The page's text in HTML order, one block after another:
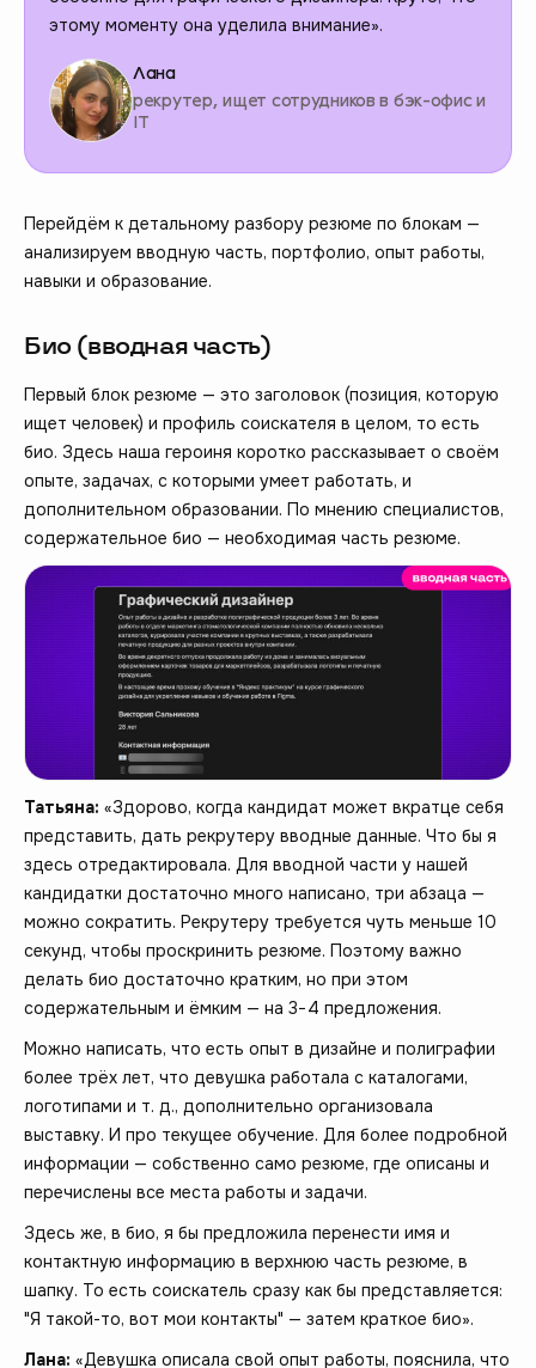
этому моменту она уделила внимание».
Лана
рекрутер, ищет сотрудников в бэк-офис и
IT
Перейдём к детальному разбору резюме по блокам —
анализируем вводную часть, портфолио, опыт работы,
навыки и образование.
Био (вводная часть)
Первый блок резюме — это заголовок (позиция, которую
ищет человек) и профиль соискателя в целом, то есть
био. Здесь наша героиня коротко рассказывает о своём
опыте, задачах, с которыми умеет работать, и
дополнительном образовании. По мнению специалистов,
содержательное био — необходимая часть резюме.
Татьяна: «Здорово, когда кандидат может вкратце себя
представить, дать рекрутеру вводные данные. Что бы я
здесь отредактировала. Для вводной части у нашей
кандидатки достаточно много написано, три абзаца —
можно сократить. Рекрутеру требуется чуть меньше 10
секунд, чтобы проскринить резюме. Поэтому важно
делать био достаточно кратким, но при этом
содержательным и ёмким — на 3−4 предложения.
Можно написать, что есть опыт в дизайне и полиграфии
более трёх лет, что девушка работала с каталогами,
логотипами и т. д., дополнительно организовала
выставку. И про текущее обучение. Для более подробной
информации — собственно само резюме, где описаны и
перечислены все места работы и задачи.
Здесь же, в био, я бы предложила перенести имя и
контактную информацию в верхнюю часть резюме, в
шапку. То есть соискатель сразу как бы представляется:
"Я такой-то, вот мои контакты" — затем краткое био».
Лана: «Девушка описала свой опыт работы, пояснила, что